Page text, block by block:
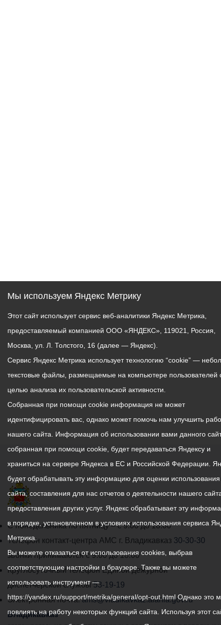
График
работы
администрации
местного
самоуправления
города
Владикавказ:
С понедельника по пятницу – с 9.00 до 18.00
Телефон контакт-центра АМС г. Владикавказ 30-30-30
звонки принимаются с 9:00 до 18:00
Круглосуточный телефон Единой дежурной
диспетчерской службы53-19-19
Электронная почта:ams@vladikavkaz.alania.gov.ru
Владикавказ
Мы используем Яндекс Метрику
Этот сайт использует сервис веб-аналитики Яндекс Метрика,
предоставляемый компанией ООО «ЯНДЕКС», 119021, Россия,
Москва, ул. Л. Толстого, 16 (далее — Яндекс).
Сервис Яндекс Метрика использует технологию “cookie” —
текстовые файлы, размещаемые на компьютере пользователей
целью анализа их пользовательской активности.
Собранная при помощи cookie информация не может
идентифицировать вас, однако может помочь нам улучшить
нашего сайта. Информация об использовании вами данного
собранная при помощи cookie, будет передаваться Яндексу и
храниться на сервере Яндекса в ЕС и Российской Федерации.
будет обрабатывать эту информацию для оценки
сайта, составления для нас отчетов о деятельности нашего
предоставления других услуг. Яндекс обрабатывает эту
в порядке, установленном в условиях использования сервиса
Метрика.
Вы можете отказаться от использования cookies, выбрав
соответствующие настройки в браузере. Также вы можете
использовать инструмент —
https://yandex.ru/support/metrika/general/opt-out.html Однако это
повлиять на работу некоторых функций сайта. Используя этот